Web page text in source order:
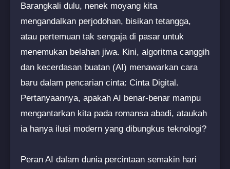
Barangkali dulu, nenek moyang kita
mengandalkan perjodohan, bisikan tetangga,
atau pertemuan tak sengaja di pasar untuk
menemukan belahan jiwa. Kini, algoritma canggih
dan kecerdasan buatan (AI) menawarkan cara
baru dalam pencarian cinta: Cinta Digital.
Pertanyaannya, apakah AI benar-benar mampu
mengantarkan kita pada romansa abadi, ataukah
ia hanya ilusi modern yang dibungkus teknologi?
Peran AI dalam dunia percintaan semakin hari